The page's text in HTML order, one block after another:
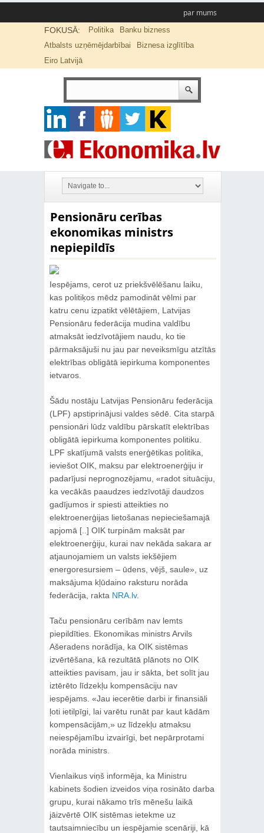
par mums
FOKUSĀ: Politika
Banku bizness
Atbalsts uzņēmējdarbībai
Biznesa izglītība
Eiro Latvijā
Pensionāru cerības
ekonomikas ministrs
nepiepildīs
Iespējams, cerot uz priekšvēlēšanu laiku,
kas politiķos mēdz pamodināt vēlmi par
katru cenu izpatikt vēlētājiem, Latvijas
Pensionāru federācija mudina valdību
atmaksāt iedzīvotājiem naudu, ko tie
pārmaksājuši nu jau par neveiksmīgu atzītās
elektrības obligātā iepirkuma komponentes
ietvaros.
Šādu nostāju Latvijas Pensionāru federācija
(LPF) apstiprinājusi valdes sēdē. Cita starpā
pensionāri lūdz valdību pārskatīt elektrības
obligātā iepirkuma komponentes politiku.
LPF skatījumā valsts enerģētikas politika,
ieviešot OIK, maksu par elektroenerģiju ir
padarījusi neprognozējamu, «radot situāciju,
ka vecākās paaudzes iedzīvotāji daudzos
gadījumos ir spiesti atteikties no
elektroenerģijas lietošanas nepieciešamajā
apjomā [..] OIK turpinām maksāt par
elektroenerģiju, kurai nav nekāda sakara ar
atjaunojamiem un valsts iekšējiem
energoresursiem – ūdens, vējš, saule», uz
maksājuma kļūdaino raksturu norāda
federācija, rakta NRA.lv.
Taču pensionāru cerībām nav lemts
piepildīties. Ekonomikas ministrs Arvils
Ašeradens norādīja, ka OIK sistēmas
izvērtēšana, kā rezultātā plānots no OIK
atteikties pavisam, jau ir sākta, bet solīt jau
iztērēto līdzekļu kompensāciju nav
iespējams. «Jau iecerētie darbi ir finansiāli
ļoti ietilpīgi, lai varētu runāt par kaut kādām
kompensācijām,» uz līdzekļu atmaksu
neiespējamību izvairīgi, bet nepārprotami
norāda ministrs.
Vienlaikus viņš informēja, ka Ministru
kabinets šodien izveidos viņa rosināto darba
grupu, kurai nākamo trīs mēnešu laikā
jāizvērtē OIK sistēmas ietekme uz
tautsaimniecību un iespējamie scenāriji, kā